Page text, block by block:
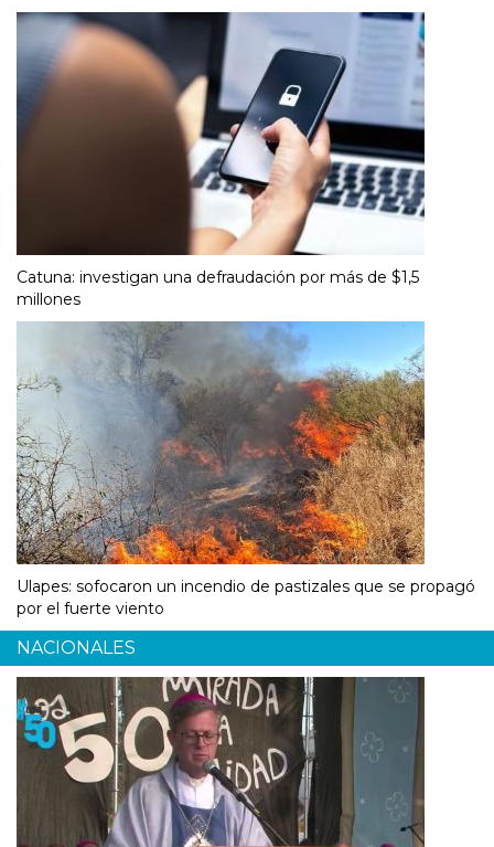
Catuna: investigan una defraudación por más de $1,5
millones
Ulapes: sofocaron un incendio de pastizales que se propagó
por el fuerte viento
NACIONALES